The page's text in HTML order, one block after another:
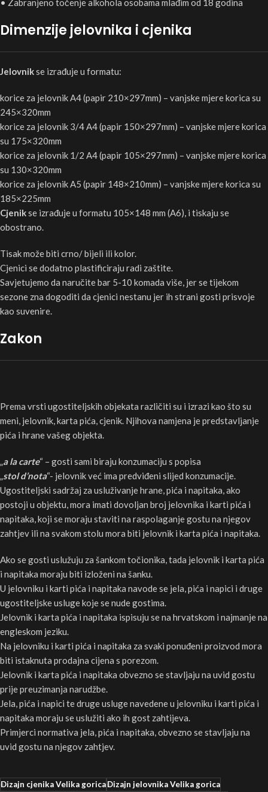
• Zabranjeno točenje alkohola osobama mlađim od 18 godina
Dimenzije jelovnika i cjenika
Jelovnikse izrađuje u formatu:
korice za jelovnik A4 (papir 210×297mm) – vanjske mjere korica su
245×320mm
korice za jelovnik 3/4 A4 (papir 150×297mm) – vanjske mjere korica
su 175×320mm
korice za jelovnik 1/2 A4 (papir 105×297mm) – vanjske mjere korica
su 130×320mm
korice za jelovnik A5 (papir 148×210mm) – vanjske mjere korica su
185×225mm
Cjenikse izrađuje u formatu 105×148 mm (A6), i tiskaju se
obostrano.
Tisak može biti crno/ bijeli ili kolor.
Cjenici se dodatno plastificiraju radi zaštite.
Savjetujemo da naručite bar 5-10 komada više, jer se tijekom
sezone zna dogoditi da cjenici nestanu jer ih strani gosti prisvoje
kao suvenire.
Zakon
Prema vrsti ugostiteljskih objekata različiti su i izrazi kao što su
meni, jelovnik, karta pića, cjenik. Njihova namjena je predstavljanje
pića i hrane vašeg objekta.
„a la carte“ – gosti sami biraju konzumaciju s popisa
„stol d’nota“- jelovnik već ima predviđeni slijed konzumacije.
Ugostiteljski sadržaj za usluživanje hrane, pića i napitaka, ako
postoji u objektu, mora imati dovoljan broj jelovnika i karti pića i
napitaka, koji se moraju staviti na raspolaganje gostu na njegov
zahtjev ili na svakom stolu mora biti jelovnik i karta pića i napitaka.
Ako se gosti uslužuju za šankom točionika, tada jelovnik i karta pića
i napitaka moraju biti izloženi na šanku.
U jelovniku i karti pića i napitaka navode se jela, pića i napici i druge
ugostiteljske usluge koje se nude gostima.
Jelovnik i karta pića i napitaka ispisuju se na hrvatskom i najmanje na
engleskom jeziku.
Na jelovniku i karti pića i napitaka za svaki ponuđeni proizvod mora
biti istaknuta prodajna cijena s porezom.
Jelovnik i karta pića i napitaka obvezno se stavljaju na uvid gostu
prije preuzimanja narudžbe.
Jela, pića i napici te druge usluge navedene u jelovniku i karti pića i
napitaka moraju se uslužiti ako ih gost zahtijeva.
Primjerci normativa jela, pića i napitaka, obvezno se stavljaju na
uvid gostu na njegov zahtjev.
Dizajn cjenika Velika goricaDizajn jelovnika Velika gorica